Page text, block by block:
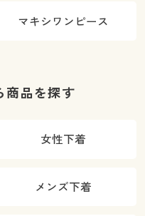
マキシワンピース
商品を探す
女性下着
メンズ下着